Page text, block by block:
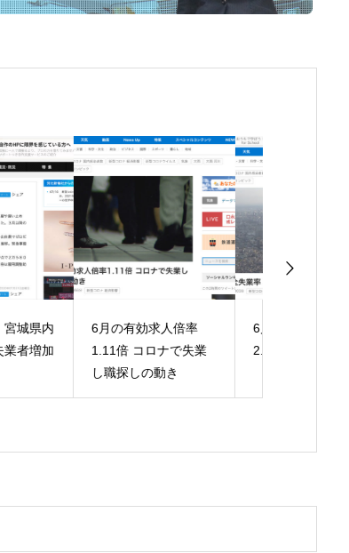
求人倍率
ロナで失業
6月の完全失業率
2.8％